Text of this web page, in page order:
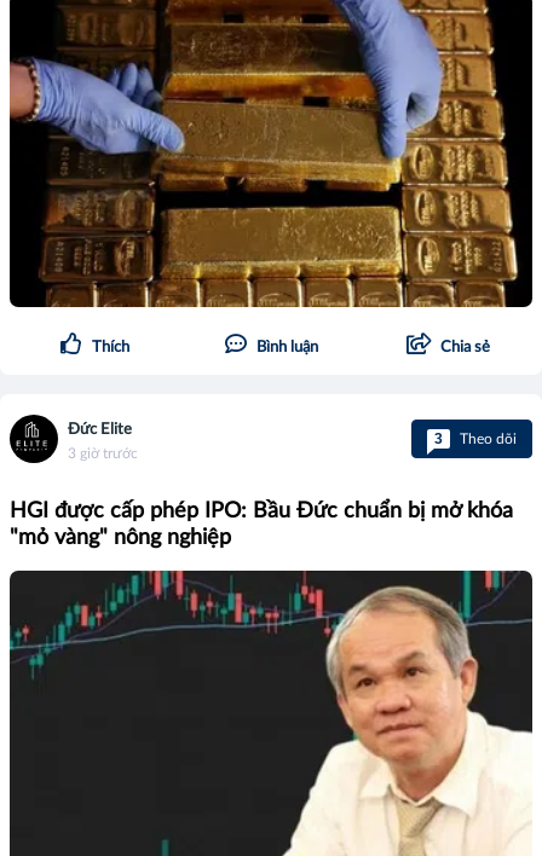
Thích Bình luận Chia sẻ
Đức Elite
3 giờ trước
3 Theo dõi
HGI được cấp phép IPO: Bầu Đức chuẩn bị mở khóa
"mỏ vàng" nông nghiệp